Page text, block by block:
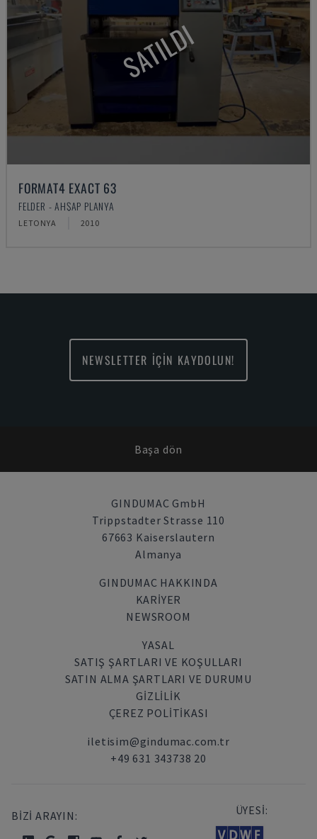
SATILDI
FORMAT4 EXACT 63
FELDER - AHŞAP PLANYA
LETONYA 2010
NEWSLETTER İÇİN KAYDOLUN!
Başa dön
GINDUMAC GmbH
Trippstadter Strasse 110
67663 Kaiserslautern
Almanya
GINDUMAC HAKKINDA
KARIYER
NEWSROOM
YASAL
SATIŞ ŞARTLARI VE KOŞULLARI
SATIN ALMA ŞARTLARI VE DURUMU
GİZLİLİK
ÇEREZ POLITIKASI
iletisim@gindumac.com.tr
+49 631 343738 20
BİZİ ARAYIN: ÜYESİ: